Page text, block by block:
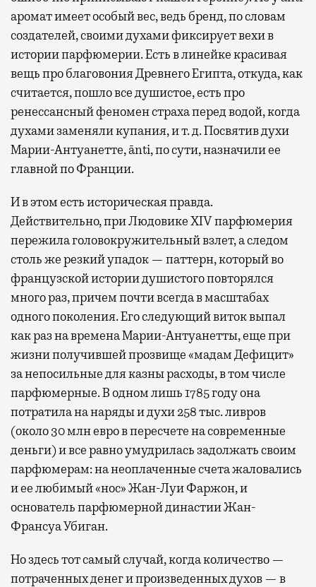
аромат имеет особый вес, ведь бренд, по словам
создателей, своими духами фиксирует вехи в
истории парфюмерии. Есть в линейке красивая
вещь про благовония Древнего Египта, откуда, как
считается, пошло все душистое, есть про
ренессансный феномен страха перед водой, когда
духами заменяли купания, и т. д. Посвятив духи
Марии-Антуанетте, ānti, по сути, назначили ее
главной по Франции.
И в этом есть историческая правда.
Действительно, при Людовике XIV парфюмерия
пережила головокружительный взлет, а следом
столь же резкий упадок — паттерн, который во
французской истории душистого повторялся
много раз, причем почти всегда в масштабах
одного поколения. Его следующий виток выпал
как раз на времена Марии-Антуанетты, еще при
жизни получившей прозвище «мадам Дефицит»
за непосильные для казны расходы, в том числе
парфюмерные. В одном лишь 1785 году она
потратила на наряды и духи 258 тыс. ливров
(около 30 млн евро в пересчете на современные
деньги) и все равно умудрилась задолжать своим
парфюмерам: на неоплаченные счета жаловались
и ее любимый «нос» Жан-Луи Фаржон, и
основатель парфюмерной династии Жан-
Франсуа Убиган.
Но здесь тот самый случай, когда количество —
потраченных денег и произведенных духов — в